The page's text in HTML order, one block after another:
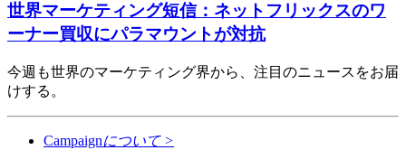
世界マーケティング短信：ネットフリックスのワ
ーナー買収にパラマウントが対抗
今週も世界のマーケティング界から、注目のニュースをお届
けする。
Campaignについて >